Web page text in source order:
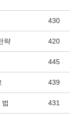
430
략 420
445
439
431